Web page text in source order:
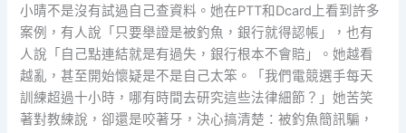
小晴不是沒有試過自己查資料。她在PTT和Dcard上看到許多
案例，有人說「只要舉證是被釣魚，銀行就得認帳」，也有
人說「自己點連結就是有過失，銀行根本不會賠」。她越看
越亂，甚至開始懷疑是不是自己太笨。「我們電競選手每天
訓練超過十小時，哪有時間去研究這些法律細節？」她苦笑
著對教練說，卻還是咬著牙，決心搞清楚：被釣魚簡訊騙，